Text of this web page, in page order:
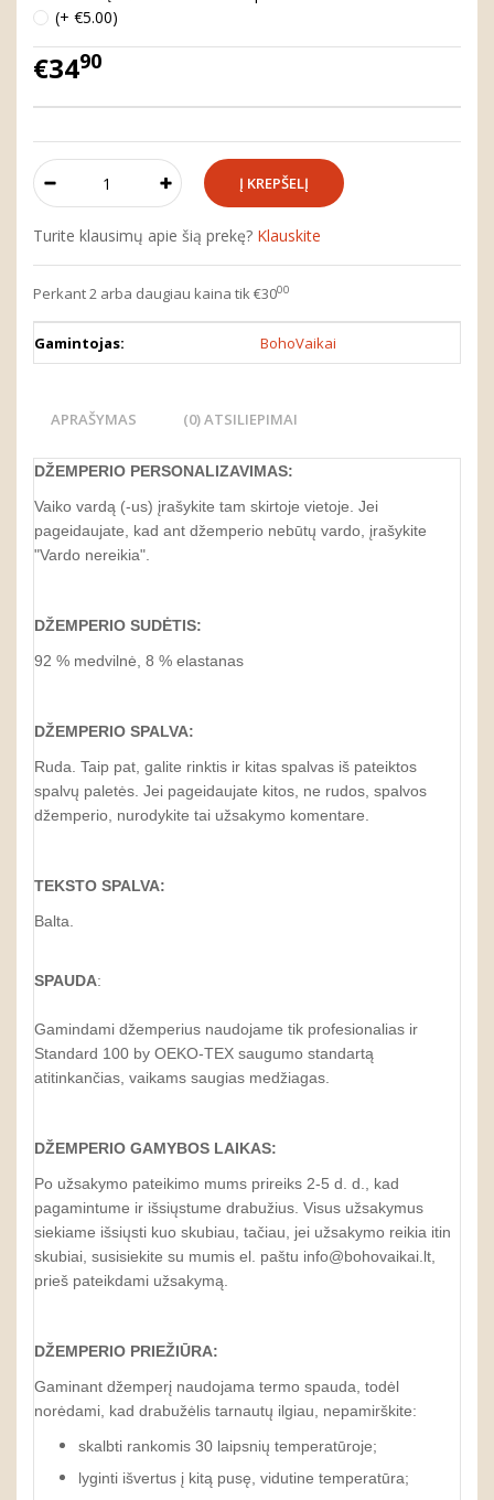
(+ €5.00)
€3490
Turite klausimų apie šią prekę? Klauskite
Perkant 2 arba daugiau kaina tik €3000
Gamintojas: BohoVaikai
APRAŠYMAS (0) ATSILIEPIMAI
DŽEMPERIO PERSONALIZAVIMAS:
Vaiko vardą (-us) įrašykite tam skirtoje vietoje. Jei
pageidaujate, kad ant džemperio nebūtų vardo, įrašykite
"Vardo nereikia".
DŽEMPERIO SUDĖTIS:
92 % medvilnė, 8 % elastanas
DŽEMPERIO SPALVA:
Ruda. Taip pat, galite rinktis ir kitas spalvas iš pateiktos
spalvų paletės. Jei pageidaujate kitos, ne rudos, spalvos
džemperio, nurodykite tai užsakymo komentare.
TEKSTO SPALVA:
Balta.
SPAUDA:
Gamindami džemperius naudojame tik profesionalias ir
Standard 100 by OEKO-TEX saugumo standartą
atitinkančias, vaikams saugias medžiagas.
DŽEMPERIO GAMYBOS LAIKAS:
Po užsakymo pateikimo mums prireiks 2-5 d. d., kad
pagamintume ir išsiųstume drabužius. Visus užsakymus
siekiame išsiųsti kuo skubiau, tačiau, jei užsakymo reikia itin
skubiai, susisiekite su mumis el. paštu info@bohovaikai.lt,
prieš pateikdami užsakymą.
DŽEMPERIO PRIEŽIŪRA:
Gaminant džemperį naudojama termo spauda, todėl
norėdami, kad drabužėlis tarnautų ilgiau, nepamirškite:
skalbti rankomis 30 laipsnių temperatūroje;
lyginti išvertus į kitą pusę, vidutine temperatūra;